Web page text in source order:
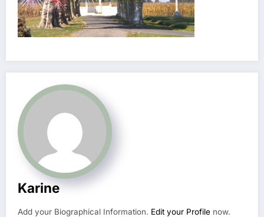
Karine
Add your Biographical Information. Edit your Profile now.